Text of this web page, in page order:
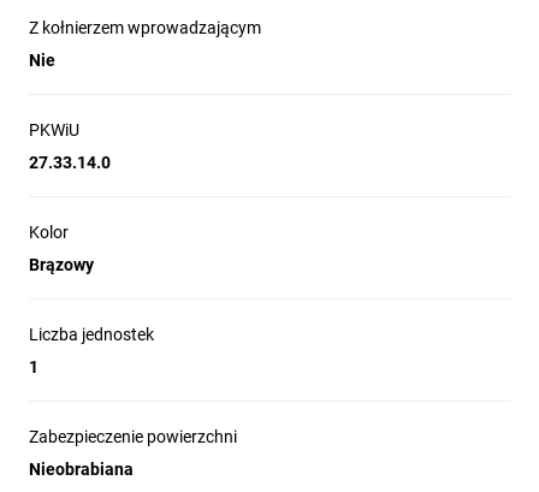
Z kołnierzem wprowadzającym
Nie
PKWiU
27.33.14.0
Kolor
Brązowy
Liczba jednostek
1
Zabezpieczenie powierzchni
Nieobrabiana